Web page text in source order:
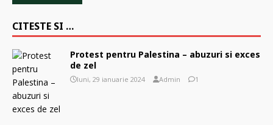
CITESTE SI …
Protest pentru Palestina – abuzuri si exces
de zel
luni, 29 ianuarie 2024 Admin 1